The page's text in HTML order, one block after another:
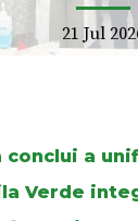
21 Jul
conclui a
Verde